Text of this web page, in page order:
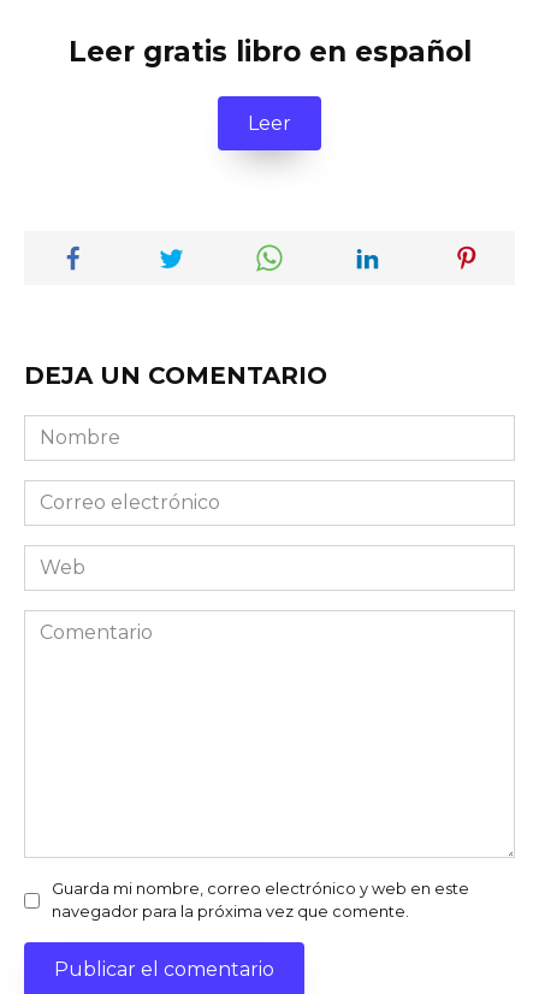
Leer gratis libro en español
Leer
DEJA UN COMENTARIO
Nombre
Correo
electrónico
Web
Comentario
Guarda mi nombre, correo electrónico y web en este
navegador para la próxima vez que comente.